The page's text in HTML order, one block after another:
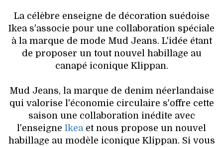
BEAUTÉ
MODE DE RUE
JEUNES CRÉATEURS
HISTOIRE DES MARQUES
DÉCO
VOYAGES & LOISIRS
La célèbre enseigne de décoration suédoise
Ikea s'associe pour une collaboration spéciale
à la marque de mode Mud Jeans. L'idée étant
de proposer un tout nouvel habillage au
canapé iconique Klippan.
Mud Jeans, la marque de denim néerlandaise
qui valorise l'économie circulaire s'offre cette
saison une collaboration inédite avec
l'enseigne Ikeaet nous propose un nouvel
habillage au modèle iconique Klippan. Si vous